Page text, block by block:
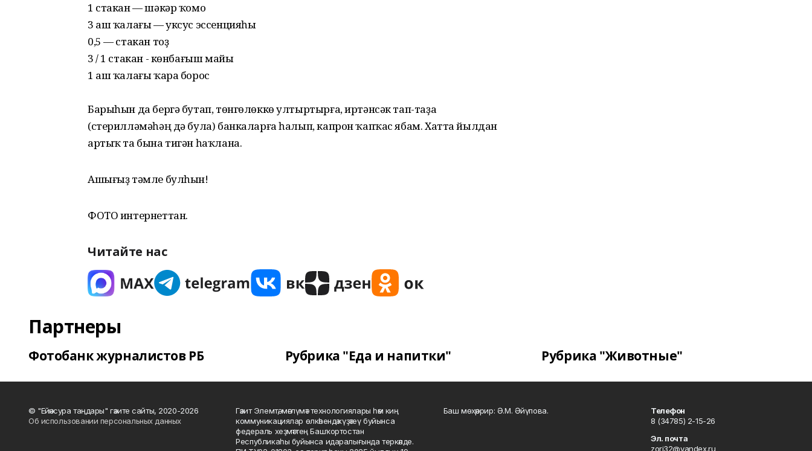
1 стакан — шәкәр ҡомо
3 аш ҡалағы — уксус эссенцияһы
0,5 — стакан тоҙ
3 / 1 стакан - көнбағыш майы
1 аш ҡалағы ҡара борос
Барыһын да бергә бутап, төнгөлөккө ултыртырға, иртәнсәк тап-таҙа
(стерилләмәһәң дә була) банкаларға һалып, капрон ҡапҡас ябам. Хатта йылдан
артыҡ та бына тигән һаҡлана.
Ашығыҙ тәмле булһын!
ФОТО интернеттан.
Читайте нас
Партнеры
Фотобанк журналистов РБ Рубрика "Еда и напитки" Рубрика "Животные"
© "Ейәнсура таңдары" гәзите сайты, 2020-2026
Об использовании персональных данных
Гәзит Элемтә, мәғлүмәт технологиялары һәм киң
коммуникациялар өлкәһендә күҙәтеү буйынса
федераль хеҙмәттең Башҡортостан
Республикаһы буйынса идаралығында теркәлде.
Баш мөхәррир: Ә.М. Әйүпова.
Телефон
8 (34785) 2-15-26
Эл. почта
zori32@yandex.ru